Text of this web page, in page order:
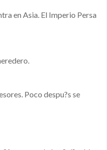
en Asia. El Imperio Persa
Poco despu?s se